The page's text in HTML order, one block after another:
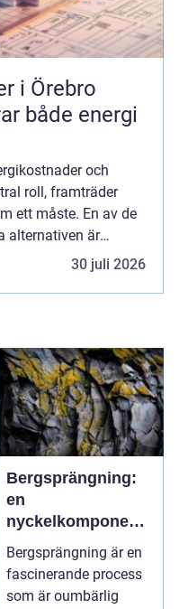
i Örebro
både energi
och
roll, framträder
ett måste. En av de
alternativen är
30 juli 2026
Bergsprängning:
en
nyckelkomponent i
modern
konstruktion
Bergsprängning är en
fascinerande process
som är oumbärlig